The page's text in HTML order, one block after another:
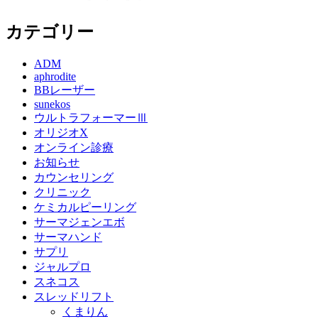
カテゴリー
ADM
aphrodite
BBレーザー
sunekos
ウルトラフォーマーⅢ
オリジオX
オンライン診療
お知らせ
カウンセリング
クリニック
ケミカルピーリング
サーマジェンエボ
サーマハンド
サプリ
ジャルプロ
スネコス
スレッドリフト
くまりん